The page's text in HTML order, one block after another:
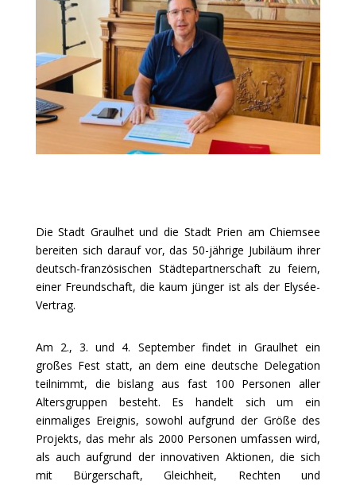
Die Stadt Graulhet und die Stadt Prien am Chiemsee
bereiten sich darauf vor, das 50-jährige Jubiläum ihrer
deutsch-französischen Städtepartnerschaft zu feiern,
einer Freundschaft, die kaum jünger ist als der Elysée-
Vertrag.
Am 2., 3. und 4. September findet in Graulhet ein
großes Fest statt, an dem eine deutsche Delegation
teilnimmt, die bislang aus fast 100 Personen aller
Altersgruppen besteht. Es handelt sich um ein
einmaliges Ereignis, sowohl aufgrund der Größe des
Projekts, das mehr als 2000 Personen umfassen wird,
als auch aufgrund der innovativen Aktionen, die sich
mit Bürgerschaft, Gleichheit, Rechten und